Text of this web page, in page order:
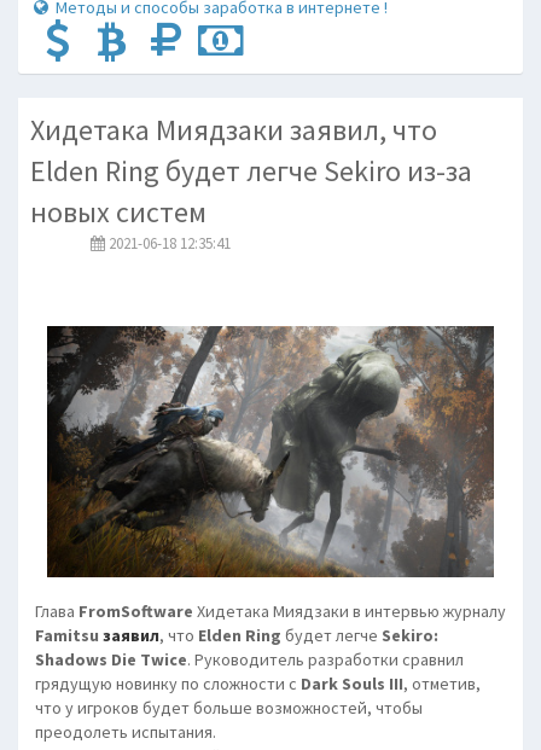
Методы и способы заработка в интернете !
Хидетака Миядзаки заявил, что
Elden Ring будет легче Sekiro из-за
новых систем
2021-06-18 12:35:41
Глава FromSoftware Хидетака Миядзаки в интервью журналу
Famitsu заявил, что Elden Ring будет легче Sekiro:
Shadows Die Twice. Руководитель разработки сравнил
грядущую новинку по сложности с Dark Souls III, отметив,
что у игроков будет больше возможностей, чтобы
преодолеть испытания.